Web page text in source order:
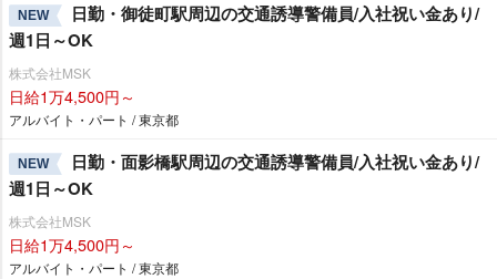
NEW
日勤・御徒町駅周辺の交通誘導警備員/入社祝い金あり/
週1日～OK
株式会社MSK
日給1万4,500円～
アルバイト・パート / 東京都
NEW
日勤・面影橋駅周辺の交通誘導警備員/入社祝い金あり/
週1日～OK
株式会社MSK
日給1万4,500円～
アルバイト・パート / 東京都